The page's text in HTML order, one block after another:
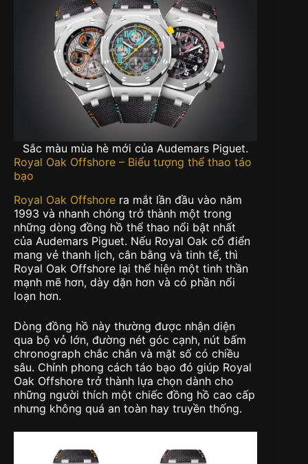
Sắc màu mùa hè mới của Audemars Piguet.
Royal Oak Offshore – Biểu tượng thể thao táo
bạo
Royal Oak Offshore ra mắt lần đầu vào năm
1993 và nhanh chóng trở thành một trong
những dòng đồng hồ thể thao nổi bật nhất
của Audemars Piguet. Nếu Royal Oak cổ điển
mang vẻ thanh lịch, cân bằng và tinh tế, thì
Royal Oak Offshore lại thể hiện một tinh thần
mạnh mẽ hơn, dày dặn hơn và có phần nổi
loạn hơn.
Dòng đồng hồ này thường được nhận diện
qua bộ vỏ lớn, đường nét góc cạnh, nút bấm
chronograph chắc chắn và mặt số có chiều
sâu. Chính phong cách táo bạo đó giúp Royal
Oak Offshore trở thành lựa chọn dành cho
những người thích một chiếc đồng hồ cao cấp
nhưng không quá an toàn hay truyền thống.